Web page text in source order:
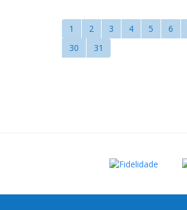
1 2 3 4 5 6
30
31